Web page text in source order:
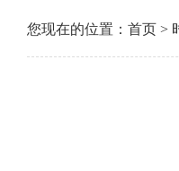
您现在的位置： 首页 >